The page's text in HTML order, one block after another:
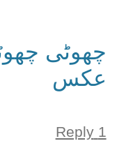
چھوٹی
عکس
1 Reply